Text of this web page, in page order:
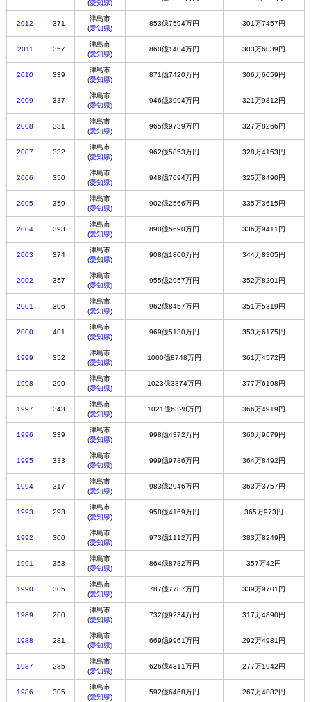
(愛知県)
2012 371
津島市
(愛知県)
853億7594万円 301万7457円
2011 357
津島市
(愛知県)
860億1404万円 303万6039円
2010 339
津島市
(愛知県)
871億7420万円 306万6059円
2009 337
津島市
(愛知県)
946億3994万円 321万9812円
2008 331
津島市
(愛知県)
965億9739万円 327万8266円
2007 332
津島市
(愛知県)
962億5853万円 328万4153円
2006 350
津島市
(愛知県)
948億7094万円 325万8490円
2005 359
津島市
(愛知県)
902億2566万円 335万3615円
2004 393
津島市
(愛知県)
890億5690万円 336万9411円
2003 374
津島市
(愛知県)
908億1800万円 344万8305円
2002 357
津島市
(愛知県)
955億2957万円 352万8201円
2001 396
津島市
(愛知県)
962億8457万円 351万5319円
2000 401
津島市
(愛知県)
969億5130万円 353万6175円
1999 352
津島市
(愛知県)
1000億8748万円 361万4572円
1998 290
津島市
(愛知県)
1023億3874万円 377万6198円
1997 343
津島市
(愛知県)
1021億6328万円 366万4919円
1996 339
津島市
(愛知県)
998億4372万円 360万9679円
1995 333
津島市
(愛知県)
999億9786万円 364万8492円
1994 317
津島市
(愛知県)
983億2946万円 363万3757円
1993 293
津島市
(愛知県)
958億4169万円 365万973円
1992 300
津島市
(愛知県)
973億1112万円 383万8249円
1991 353
津島市
(愛知県)
864億8782万円 357万42円
1990 305
津島市
(愛知県)
787億7787万円 339万9701円
1989 260
津島市
(愛知県)
732億9234万円 317万4890円
1988 281
津島市
(愛知県)
669億9961万円 292万4981円
1987 285
津島市
(愛知県)
626億4311万円 277万1942円
1986 305
津島市
(愛知県)
592億6468万円 267万4882円